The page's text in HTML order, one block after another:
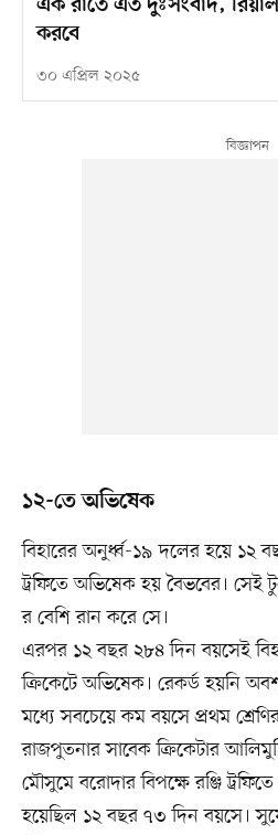
এক রাতে এত দুঃসংবাদ,
করবে
৩০ এপ্রিল ২০২৫
১২-তে অভিষেক
বিহারের অনুর্ধ্ব-১৯ দলের হয়ে ১২
ট্রফিতে অভিষেক হয় বৈভবের। সেই
র বেশি রান করে সে।
এরপর ১২ বছর ২৮৪ দিন বয়সেই
ক্রিকেটে অভিষেক। রেকর্ড হয়নি
মধ্যে সবচেয়ে কম বয়সে প্রথম
রাজপুতনার সাবেক ক্রিকেটার
মৌসুমে বরোদার বিপক্ষে রঞ্জি
হয়েছিল ১২ বছর ৭৩ দিন বয়সে।